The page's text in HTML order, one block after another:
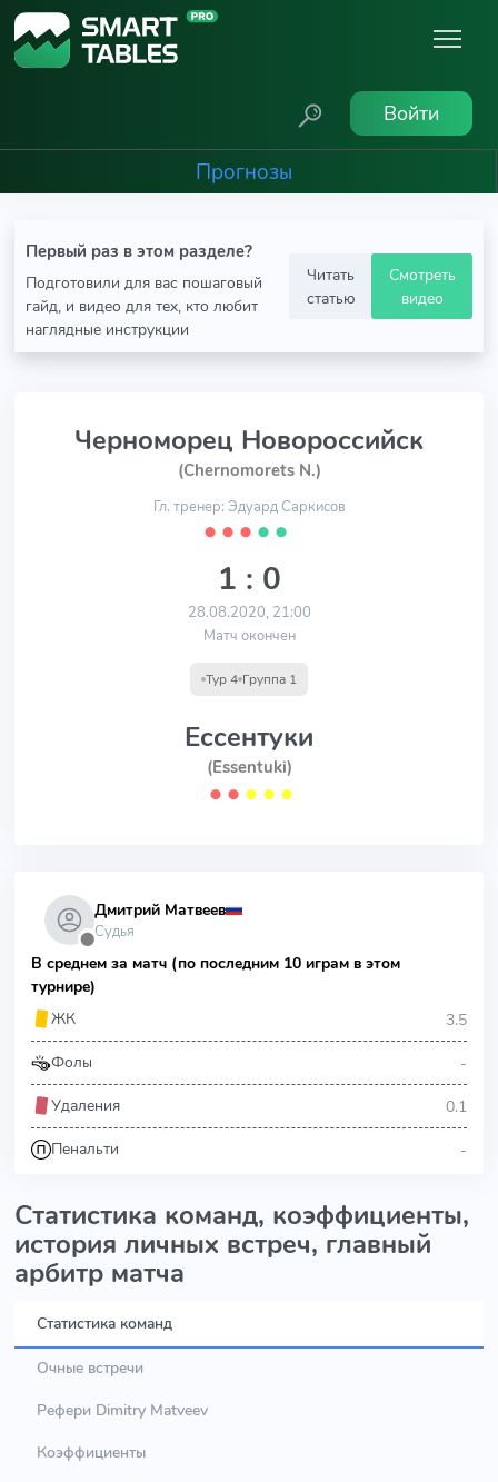
Войти
Прогнозы
Первый раз в этом разделе?
Подготовили для вас пошаговый
гайд, и видео для тех, кто любит
наглядные инструкции
Читать
статью
Смотреть
видео
Черноморец Новороссийск
(Chernomorets N.)
Гл. тренер: Эдуард Саркисов
⬤ ⬤ ⬤ ⬤ ⬤
1 : 0
28.08.2020, 21:00
Матч окончен
Тур 4 Группа 1
Ессентуки
(Essentuki)
⬤ ⬤ ⬤ ⬤ ⬤
⬤
Дмитрий Матвеев
Судья
В среднем за матч (по последним 10 играм в этом
турнире)
ЖК
3.5
Фолы -
Удаления 0.1
Пенальти -
Статистика команд, коэффициенты,
история личных встреч, главный
арбитр матча
Статистика команд
Очные встречи
Рефери Dimitry Matveev
Коэффициенты